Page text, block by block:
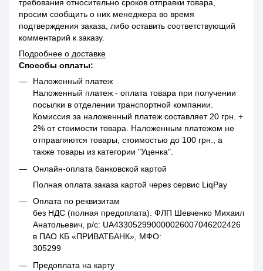
требования относительно сроков отправки товара,
просим сообщить о них менеджера во время
подтверждения заказа, либо оставить соответствующий
комментарий к заказу.
Подробнее о доставке
Способы оплаты:
Наложенный платеж
Наложенный платеж - оплата товара при получении
посылки в отделении транспортной компании.
Комиссия за наложенный платеж составляет 20 грн. +
2% от стоимости товара. Наложенным платежом не
отправляются товары, стоимостью до 100 грн., а
также товары из категории "Уценка".
Онлайн-оплата банковской картой
Полная оплата заказа картой через сервис LiqPay
Оплата по реквизитам
без НДС (полная предоплата). ФЛП Шевченко Михаил
Анатольевич, р/с: UA433052990000026007046202426
в ПАО КБ «ПРИВАТБАНК», МФО:
305299
Предоплата на карту